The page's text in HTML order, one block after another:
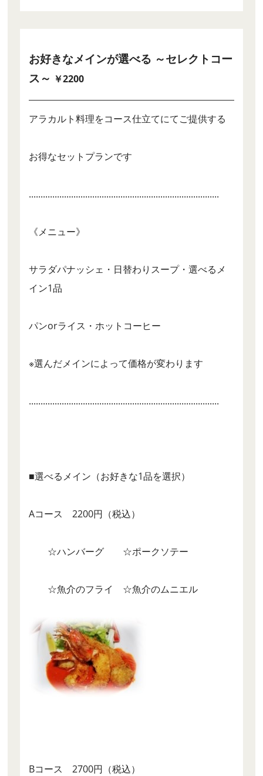
お好きなメインが選べる ～セレクトコー
ス～ ￥2200
アラカルト料理をコース仕立てにてご提供する
お得なセットプランです
.................................................................................
《メニュー》
サラダパナッシェ・日替わりスープ・選べるメ
イン1品
パンorライス・ホットコーヒー
※選んだメインによって価格が変わります
.................................................................................
■選べるメイン（お好きな1品を選択）
Aコース 2200円（税込）
☆ハンバーグ ☆ポークソテー
☆魚介のフライ ☆魚介のムニエル
Bコース 2700円（税込）